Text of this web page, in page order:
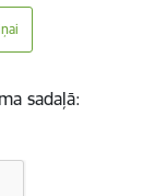
sadaļā: